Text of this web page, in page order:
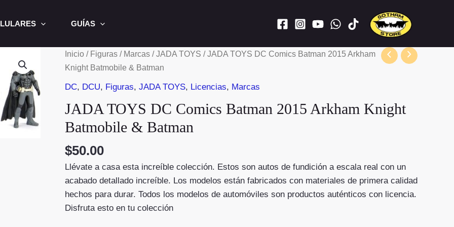
GUÍAS
Inicio / Figuras / Marcas /JADA TOYS / JADA TOYS DC Comics Batman 2015 Arkham
Knight Batmobile & Batman
DC, DCU, Figuras, JADA TOYS, Licencias, Marcas
JADA TOYS DC Comics Batman 2015 Arkham Knight
Batmobile & Batman
$50.00
Llévate a casa esta increíble colección. Estos son autos de fundición a escala real con un
acabado detallado increíble. Los modelos están fabricados con materiales de primera calidad
hechos para durar. Todos los modelos de automóviles son productos auténticos con licencia.
Disfruta esto en tu colección